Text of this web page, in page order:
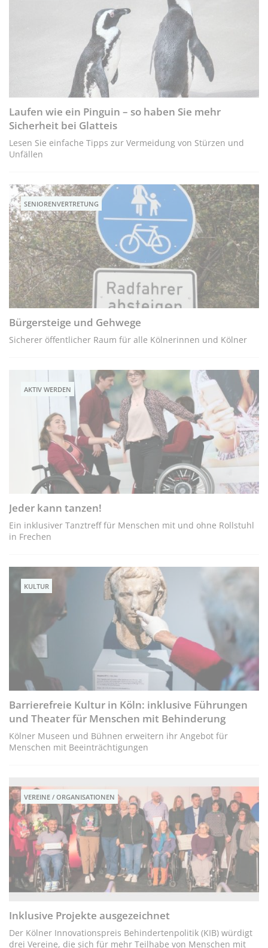
Laufen wie ein Pinguin – so haben Sie mehr
Sicherheit bei Glatteis
Lesen Sie einfache Tipps zur Vermeidung von Stürzen und
Unfällen
SENIORENVERTRETUNG
Bürgersteige und Geh­wege
Sicherer öffentlicher Raum für alle Kölnerinnen und Kölner
AKTIV WERDEN
Jeder kann tanzen!
Ein inklusiver Tanztreff für Menschen mit und ohne Rollstuhl
in Frechen
KULTUR
Barrierefreie Kultur in Köln: inklusive Führungen
und Theater für Menschen mit Behinderung
Kölner Museen und Bühnen erweitern ihr Angebot für
Menschen mit Beeinträchtigungen
VEREINE / ORGANISATIONEN
Inklusive Projekte ausgezeichnet
Der Kölner Innovationspreis Behindertenpolitik (KIB) würdigt
drei Vereine, die sich für mehr Teilhabe von Menschen mit